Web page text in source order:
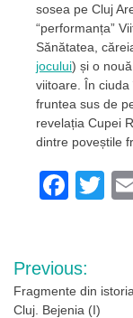
sosea pe Cluj
“performanța”
Sănătatea,
jocului) și o
viitoare. În
fruntea sus de
revelația Cupei
dintre poveștile
Navigare
în
Previous:
Fragmente din
Cluj. Bejenia (I)